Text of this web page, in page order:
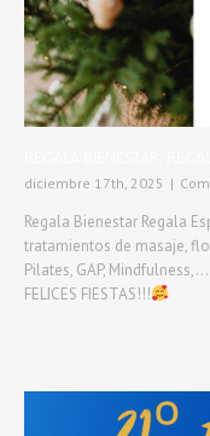
diciembre 17th, 2025 |
Regala Bienestar Regala
tratamientos de masaje,
Pilates, GAP,
FELICES FIESTAS!!!